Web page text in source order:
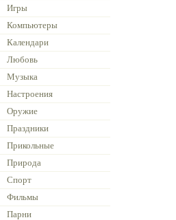
Игры
Компьютеры
Календари
Любовь
Музыка
Настроения
Оружие
Праздники
Прикольные
Природа
Спорт
Фильмы
Парни